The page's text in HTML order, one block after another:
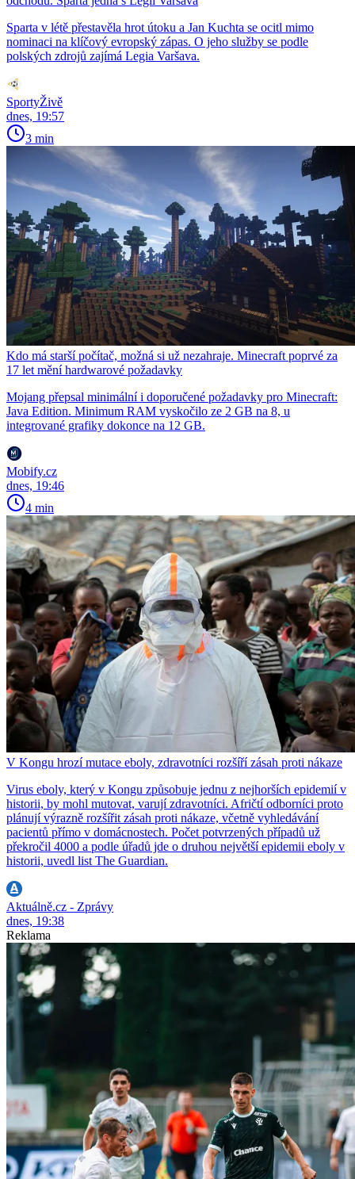
Sparta v létě přestavěla hrot útoku a Jan Kuchta se ocitl mimo
nominaci na klíčový evropský zápas. O jeho služby se podle
polských zdrojů zajímá Legia Varšava.
SportyŽivě
dnes, 19:57
3 min
Kdo má starší počítač, možná si už nezahraje. Minecraft poprvé za
17 let mění hardwarové požadavky
Mojang přepsal minimální i doporučené požadavky pro Minecraft:
Java Edition. Minimum RAM vyskočilo ze 2 GB na 8, u
integrované grafiky dokonce na 12 GB.
Mobify.cz
dnes, 19:46
4 min
V Kongu hrozí mutace eboly, zdravotníci rozšíří zásah proti nákaze
Virus eboly, který v Kongu způsobuje jednu z nejhorších epidemií v
historii, by mohl mutovat, varují zdravotníci. Afričtí odborníci proto
plánují výrazně rozšířit zásah proti nákaze, včetně vyhledávání
pacientů přímo v domácnostech. Počet potvrzených případů už
překročil 4000 a podle úřadů jde o druhou největší epidemii eboly v
historii, uvedl list The Guardian.
Aktuálně.cz - Zprávy
dnes, 19:38
Reklama